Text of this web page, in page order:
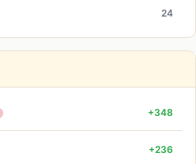
24
+348
+236